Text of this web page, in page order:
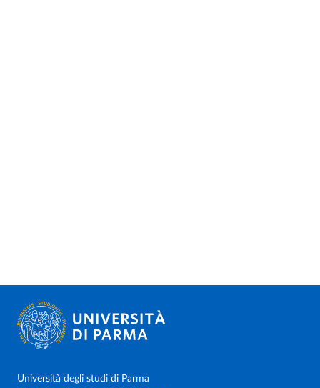
Università degli studi di Parma